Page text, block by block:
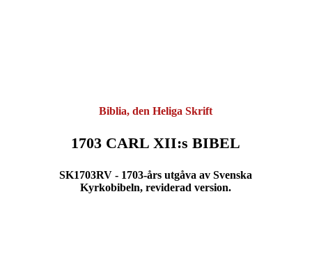
Biblia, den Heliga Skrift
1703 CARL XII:s BIBEL
SK1703RV - 1703-års utgåva av Svenska
Kyrkobibeln, reviderad version.